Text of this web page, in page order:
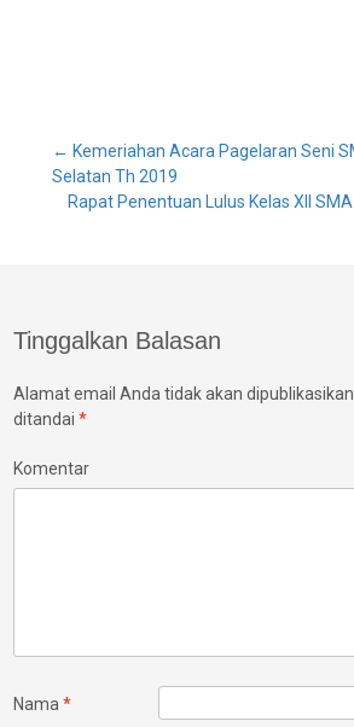
Post
← Kemeriahan Acara Pagelaran Seni
Selatan Th 2019
Rapat Penentuan Lulus Kelas XII
Tinggalkan Balasan
Alamat email Anda tidak akan dipublikasikan.
ditandai*
Komentar
Nama*